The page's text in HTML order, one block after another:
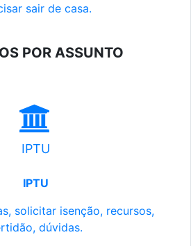
sair de casa.
POR ASSUNTO
IPTU
IPTU
solicitar isenção, recursos,
dúvidas.